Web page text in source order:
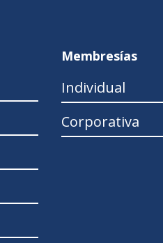
Membresías
Individual
Corporativa